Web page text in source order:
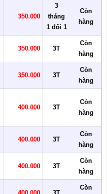
350.000
3
tháng
1 đổi 1
Còn
hàng
350.000 3T
Còn
hàng
350.000 3T
Còn
hàng
400.000 3T
Còn
hàng
400.000 3T
Còn
hàng
400.000 3T
Còn
hàng
Còn